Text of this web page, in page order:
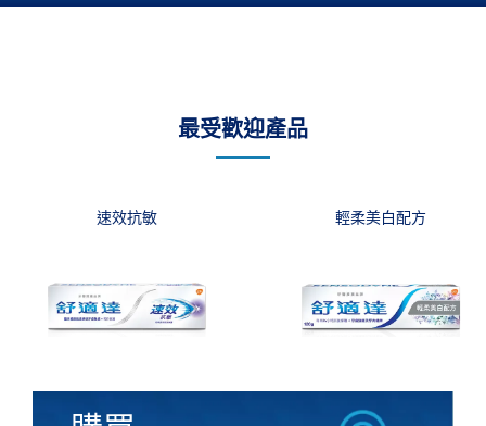
最受歡迎產品
速效抗敏 輕柔美白配方